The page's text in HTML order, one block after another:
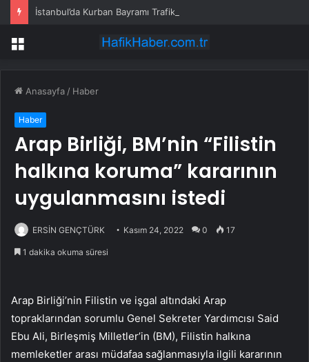
İstanbul’da Kurban Bayramı Trafik Yoğunluğu
Menü
Anasayfa / Haber
Haber
Arap Birliği, BM’nin “Filistin
halkına koruma” kararının
uygulanmasını istedi
ERSİN GENÇTÜRK Kasım 24, 2022 0 17
1 dakika okuma süresi
Arap Birliği’nin Filistin ve işgal altındaki Arap
topraklarından sorumlu Genel Sekreter Yardımcısı Said
Ebu Ali, Birleşmiş Milletler’in (BM), Filistin halkına
memleketler arası müdafaa sağlanmasıyla ilgili kararının